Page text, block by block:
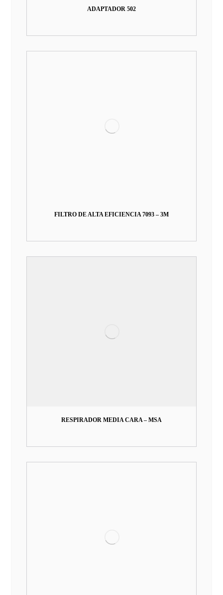
ADAPTADOR 502
FILTRO DE ALTA EFICIENCIA 7093 – 3M
RESPIRADOR MEDIA CARA – MSA